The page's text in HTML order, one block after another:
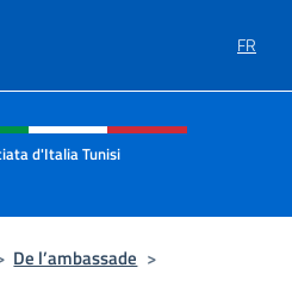
FR
et en-tête de
d'Italia Tunisi
De l’ambassade >